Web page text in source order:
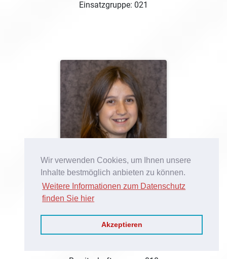
Wir verwenden Cookies, um Ihnen unsere
Inhalte bestmöglich anbieten zu können.
Weitere Informationen zum Datenschutz
finden Sie hier
Akzeptieren
Einsatzgruppe: 021
PFM Katharina Schwaiger